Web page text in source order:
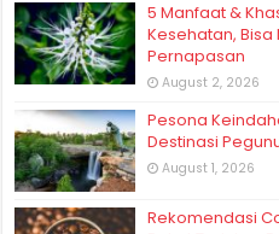
5 Manfaat &
Kesehatan,
Pernapasan
August 2, 2026
Pesona
Destinasi
August 1, 2026
Rekomendasi